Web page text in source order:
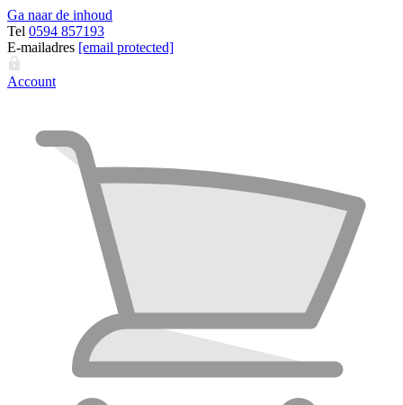
Ga naar de inhoud
Tel 0594 857193
E-mailadres [email protected]
Account